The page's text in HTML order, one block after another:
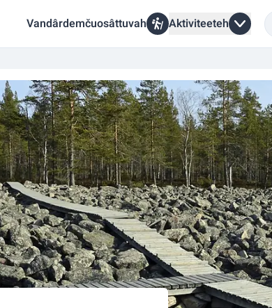
Vandârdemčuosâttuvah Aktiviteeteh